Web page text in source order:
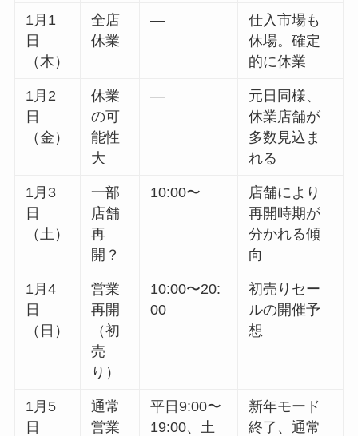
1月1
日
（木）
全店
休業
―
仕入市場も
休場。確定
的に休業
1月2
日
（金）
休業
の可
能性
大
―
元日同様、
休業店舗が
多数見込ま
れる
1月3
日
（土）
一部
店舗
再
開？
10:00〜
店舗により
再開時期が
分かれる傾
向
1月4
日
（日）
営業
再開
（初
売
り）
10:00〜20:
00
初売りセー
ルの開催予
想
1月5
日
通常
営業
平日9:00〜
19:00、土
新年モード
終了、通常